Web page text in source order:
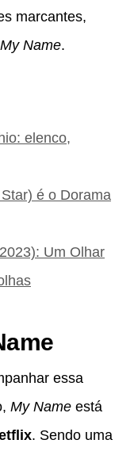
marcantes,
My Name.
elenco,
é o Dorama
Um Olhar
essa
My Name está
. Sendo uma